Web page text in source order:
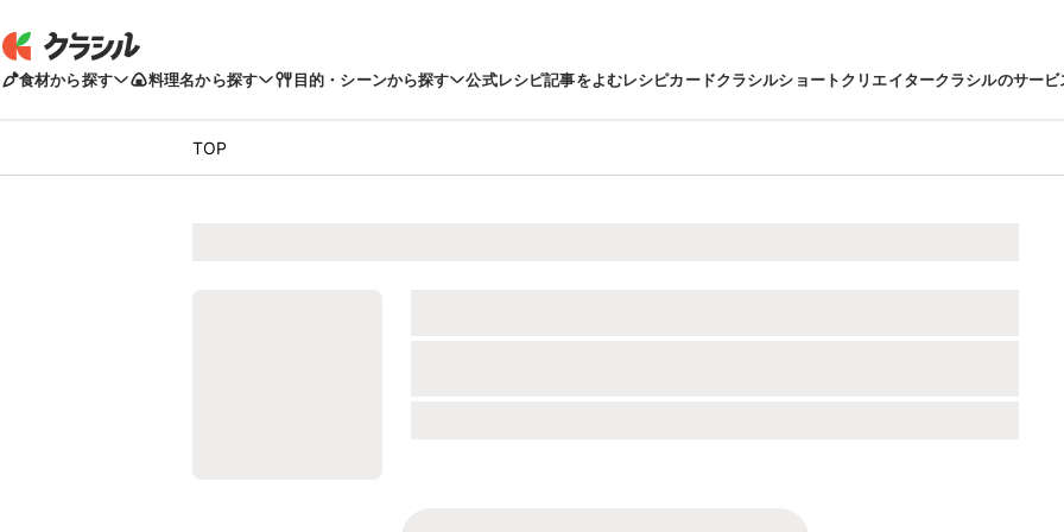
食材から探す 料理名から探す 目的・シーンから探す 公式レシピ記事をよむレシピカードクラシルショートクリエイタークラシルのサービ
TOP